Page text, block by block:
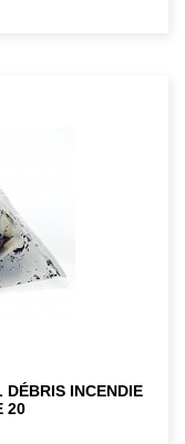
DÉBRIS INCENDIE
20